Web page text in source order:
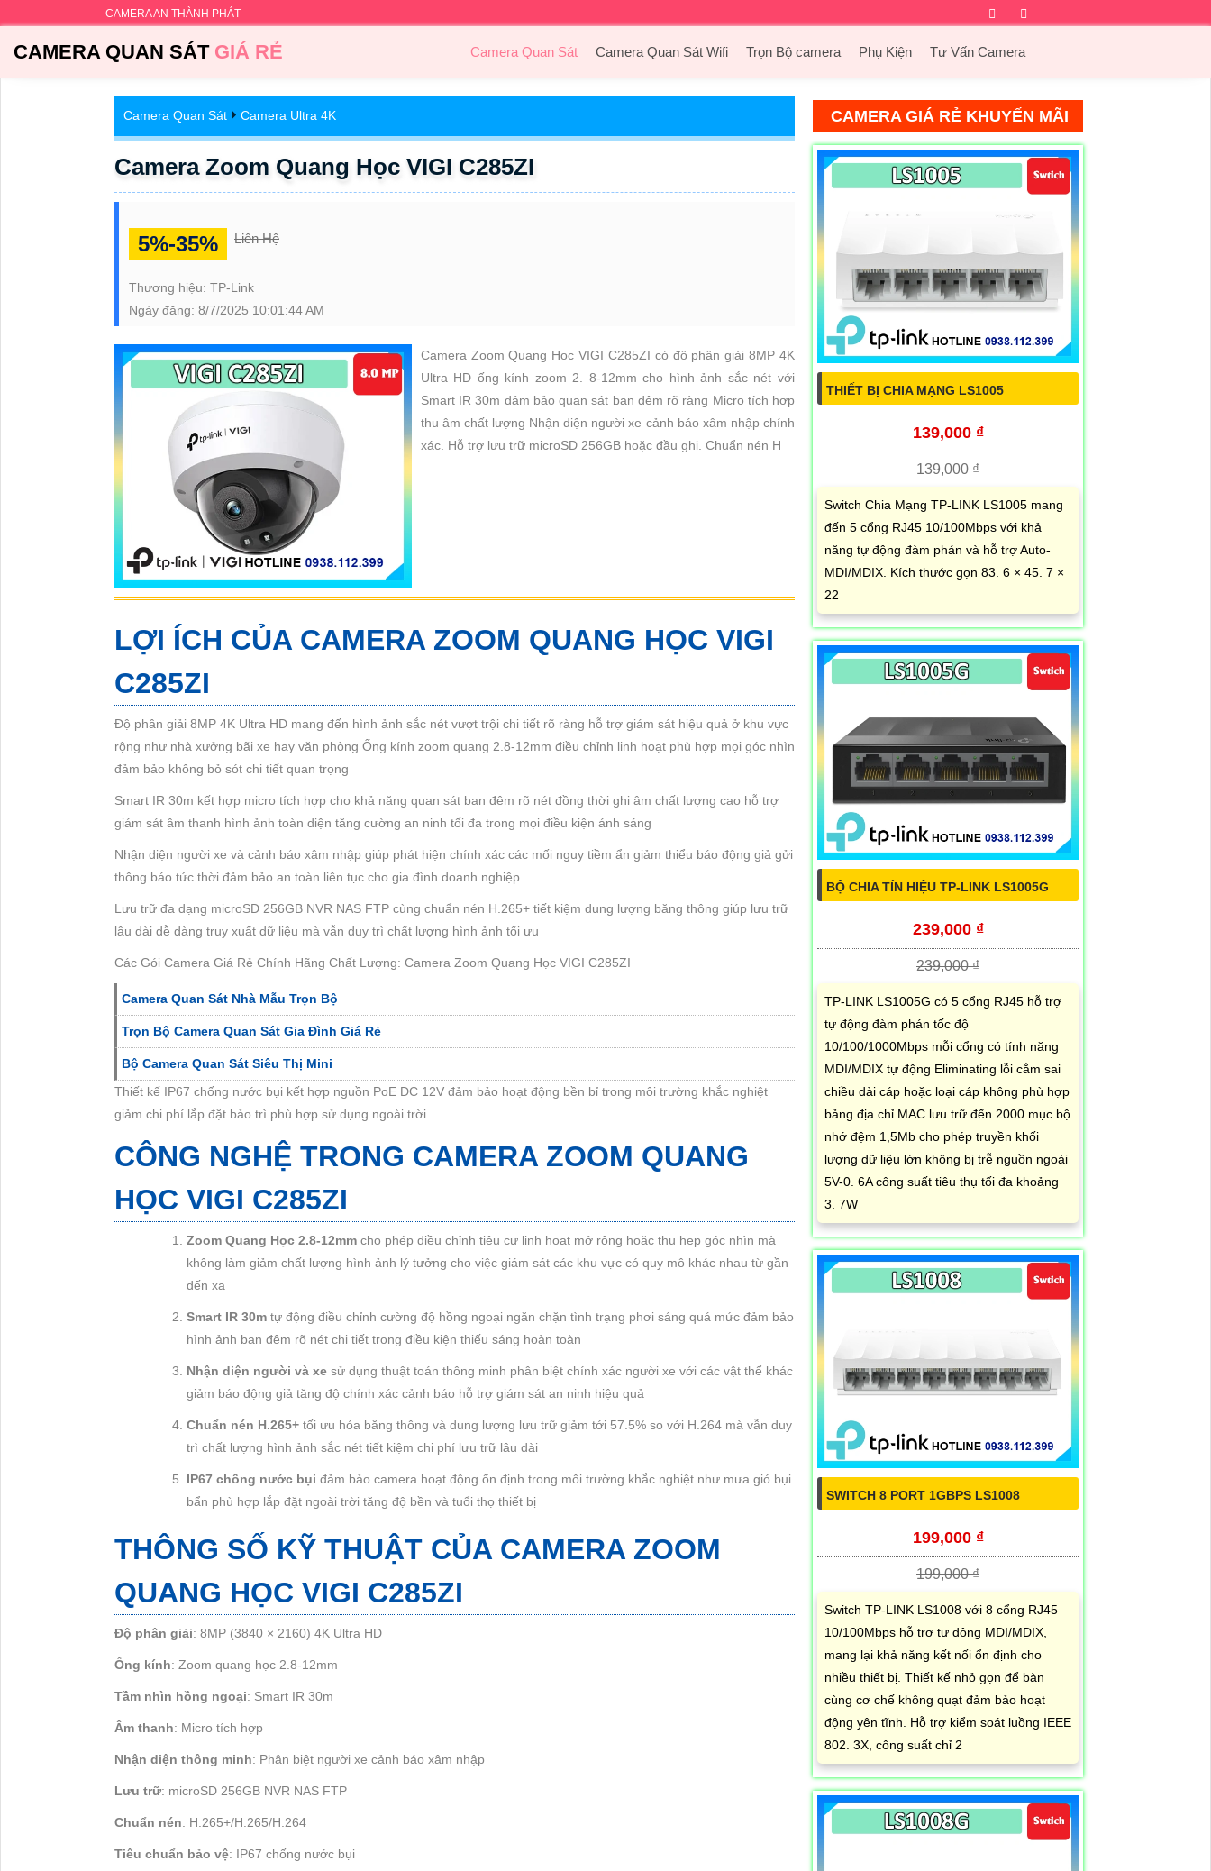
CAMERA AN THÀNH PHÁT Facebook
CAMERA QUAN SÁTGIÁ RẺ Camera Quan Sát Camera Quan Sát Wifi Trọn Bộ camera Phụ Kiện Tư Vấn Camera
Camera Quan Sát Camera Ultra 4K
Camera Zoom Quang Học VIGI C285ZI
5%-35% Liên Hệ
Thương hiệu: TP-Link
Ngày đăng: 8/7/2025 10:01:44 AM
Camera Zoom Quang Học VIGI C285ZI có độ phân giải 8MP 4K
Ultra HD ống kính zoom 2. 8-12mm cho hình ảnh sắc nét với
Smart IR 30m đảm bảo quan sát ban đêm rõ ràng Micro tích hợp
thu âm chất lượng Nhận diện người xe cảnh báo xâm nhập chính
xác. Hỗ trợ lưu trữ microSD 256GB hoặc đầu ghi. Chuẩn nén H
LỢI ÍCH CỦA CAMERA ZOOM QUANG HỌC VIGI
C285ZI
Độ phân giải 8MP 4K Ultra HD mang đến hình ảnh sắc nét vượt trội chi tiết rõ ràng hỗ trợ giám sát hiệu quả ở khu vực
rộng như nhà xưởng bãi xe hay văn phòng Ống kính zoom quang 2.8-12mm điều chỉnh linh hoạt phù hợp mọi góc nhìn
đảm bảo không bỏ sót chi tiết quan trọng
Smart IR 30m kết hợp micro tích hợp cho khả năng quan sát ban đêm rõ nét đồng thời ghi âm chất lượng cao hỗ trợ
giám sát âm thanh hình ảnh toàn diện tăng cường an ninh tối đa trong mọi điều kiện ánh sáng
Nhận diện người xe và cảnh báo xâm nhập giúp phát hiện chính xác các mối nguy tiềm ẩn giảm thiểu báo động giả gửi
thông báo tức thời đảm bảo an toàn liên tục cho gia đình doanh nghiệp
Lưu trữ đa dạng microSD 256GB NVR NAS FTP cùng chuẩn nén H.265+ tiết kiệm dung lượng băng thông giúp lưu trữ
lâu dài dễ dàng truy xuất dữ liệu mà vẫn duy trì chất lượng hình ảnh tối ưu
Các Gói Camera Giá Rẻ Chính Hãng Chất Lượng: Camera Zoom Quang Học VIGI C285ZI
Camera Quan Sát Nhà Mẫu Trọn Bộ
Trọn Bộ Camera Quan Sát Gia Đình Giá Rẻ
Bộ Camera Quan Sát Siêu Thị Mini
Thiết kế IP67 chống nước bụi kết hợp nguồn PoE DC 12V đảm bảo hoạt động bền bỉ trong môi trường khắc nghiệt
giảm chi phí lắp đặt bảo trì phù hợp sử dụng ngoài trời
CÔNG NGHỆ TRONG CAMERA ZOOM QUANG
HỌC VIGI C285ZI
Zoom Quang Học 2.8-12mm cho phép điều chỉnh tiêu cự linh hoạt mở rộng hoặc thu hẹp góc nhìn mà
không làm giảm chất lượng hình ảnh lý tưởng cho việc giám sát các khu vực có quy mô khác nhau từ gần
đến xa
Smart IR 30m tự động điều chỉnh cường độ hồng ngoại ngăn chặn tình trạng phơi sáng quá mức đảm bảo
hình ảnh ban đêm rõ nét chi tiết trong điều kiện thiếu sáng hoàn toàn
Nhận diện người và xe sử dụng thuật toán thông minh phân biệt chính xác người xe với các vật thể khác
giảm báo động giả tăng độ chính xác cảnh báo hỗ trợ giám sát an ninh hiệu quả
Chuẩn nén H.265+ tối ưu hóa băng thông và dung lượng lưu trữ giảm tới 57.5% so với H.264 mà vẫn duy
trì chất lượng hình ảnh sắc nét tiết kiệm chi phí lưu trữ lâu dài
IP67 chống nước bụi đảm bảo camera hoạt động ổn định trong môi trường khắc nghiệt như mưa gió bụi
bẩn phù hợp lắp đặt ngoài trời tăng độ bền và tuổi thọ thiết bị
THÔNG SỐ KỸ THUẬT CỦA CAMERA ZOOM
QUANG HỌC VIGI C285ZI
Độ phân giải: 8MP (3840 × 2160) 4K Ultra HD
Ống kính: Zoom quang học 2.8-12mm
Tầm nhìn hồng ngoại: Smart IR 30m
Âm thanh: Micro tích hợp
Nhận diện thông minh: Phân biệt người xe cảnh báo xâm nhập
Lưu trữ: microSD 256GB NVR NAS FTP
Chuẩn nén: H.265+/H.265/H.264
Tiêu chuẩn bảo vệ: IP67 chống nước bụi
CAMERA GIÁ RẺ KHUYẾN MÃI
THIẾT BỊ CHIA MẠNG LS1005
139,000 ₫
139,000 ₫
Switch Chia Mạng TP-LINK LS1005 mang
đến 5 cổng RJ45 10/100Mbps với khả
năng tự động đàm phán và hỗ trợ Auto-
MDI/MDIX. Kích thước gọn 83. 6 × 45. 7 ×
22
BỘ CHIA TÍN HIỆU TP-LINK LS1005G
239,000 ₫
239,000 ₫
TP-LINK LS1005G có 5 cổng RJ45 hỗ trợ
tự động đàm phán tốc độ
10/100/1000Mbps mỗi cổng có tính năng
MDI/MDIX tự động Eliminating lỗi cắm sai
chiều dài cáp hoặc loại cáp không phù hợp
bảng địa chỉ MAC lưu trữ đến 2000 mục bộ
nhớ đệm 1,5Mb cho phép truyền khối
lượng dữ liệu lớn không bị trễ nguồn ngoài
5V-0. 6A công suất tiêu thụ tối đa khoảng
3. 7W
SWITCH 8 PORT 1GBPS LS1008
199,000 ₫
199,000 ₫
Switch TP-LINK LS1008 với 8 cổng RJ45
10/100Mbps hỗ trợ tự động MDI/MDIX,
mang lại khả năng kết nối ổn định cho
nhiều thiết bị. Thiết kế nhỏ gọn để bàn
cùng cơ chế không quạt đảm bảo hoạt
động yên tĩnh. Hỗ trợ kiểm soát luồng IEEE
802. 3X, công suất chỉ 2